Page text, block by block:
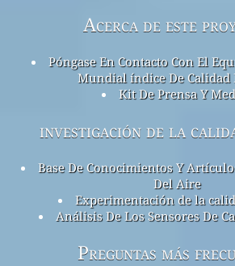
Acerca de este
Póngase En Contacto Con El
Mundial índice De Calidad
Kit De Prensa Y
investigación de la
Base De Conocimientos Y
Del Aire
Experimentación de la
Análisis De Los Sensores De
Preguntas más